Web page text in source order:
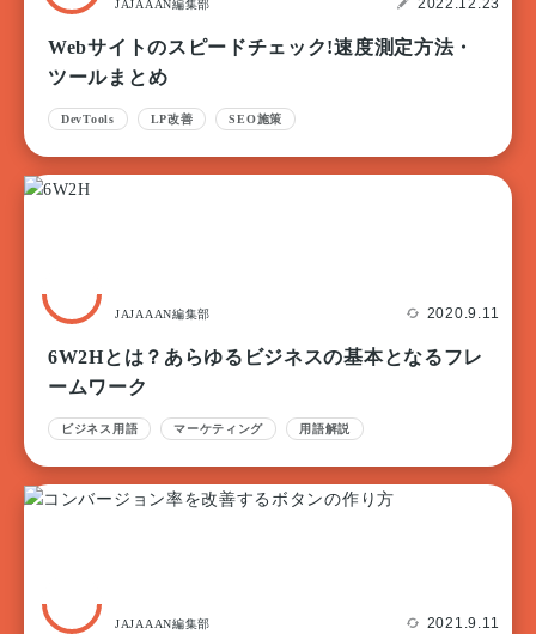
JAJAAAN編集部 2022.12.23
Webサイトのスピードチェック!速度測定方法・
ツールまとめ
DevTools LP改善 SEO施策
JAJAAAN編集部 2020.9.11
6W2Hとは？あらゆるビジネスの基本となるフレ
ームワーク
ビジネス用語 マーケティング 用語解説
JAJAAAN編集部 2021.9.11